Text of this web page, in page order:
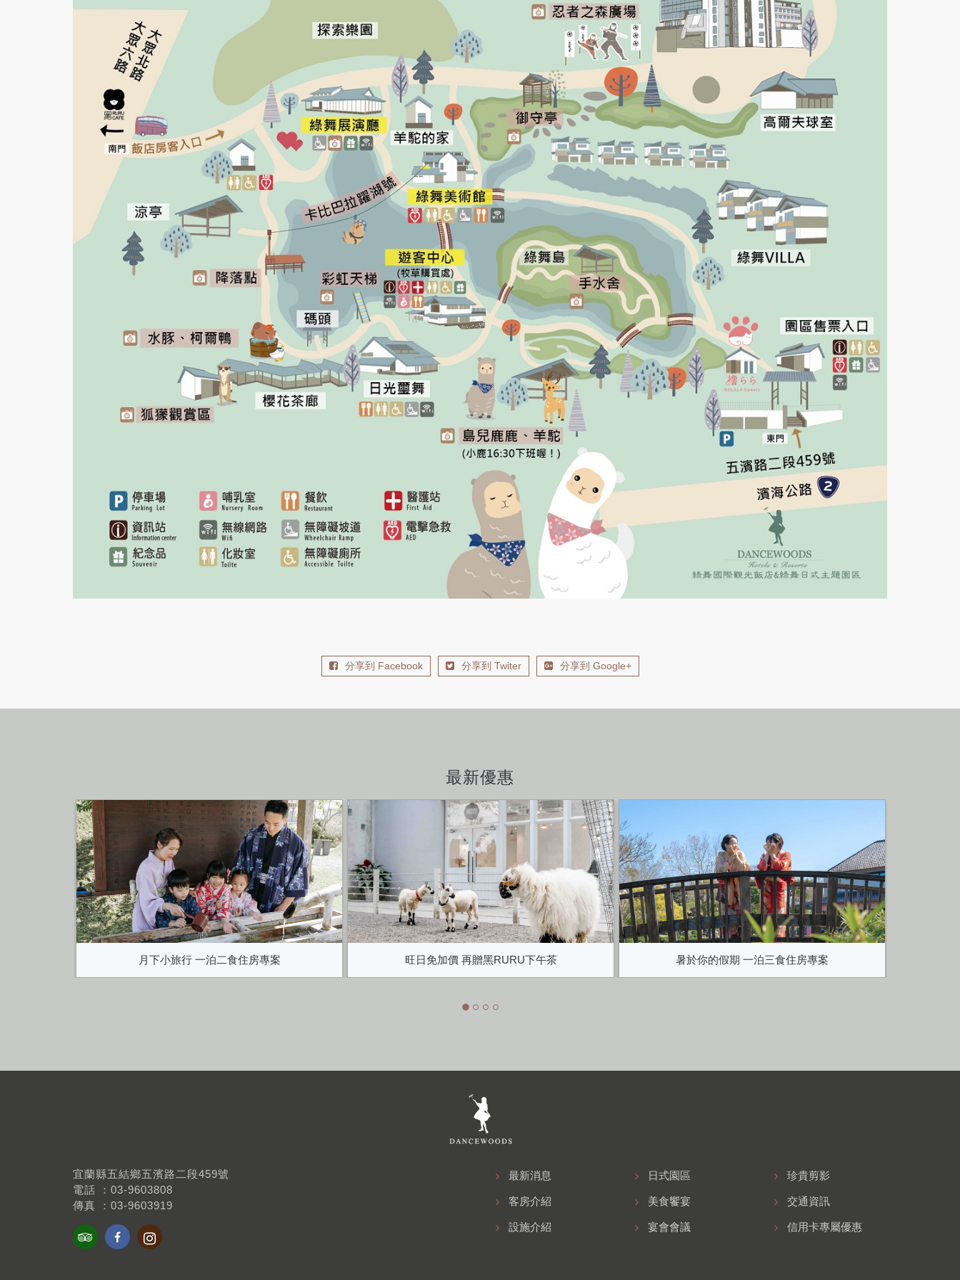
分享到 Facebook 分享到 Twiter 分享到 Google+
最新優惠
月下小旅行 一泊二食住房專案 旺日免加價 再贈黑RURU下午茶 暑於你的假期 一泊三食住房專案
宜蘭縣五結鄉五濱路二段459號
電話 ：03-9603808
傳真 ：03-9603919
最新消息
客房介紹
設施介紹
日式園區
美食饗宴
宴會會議
珍貴剪影
交通資訊
信用卡專屬優惠